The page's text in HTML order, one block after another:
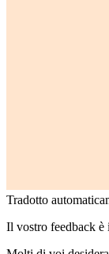
Tradotto
Il vostro feedback è